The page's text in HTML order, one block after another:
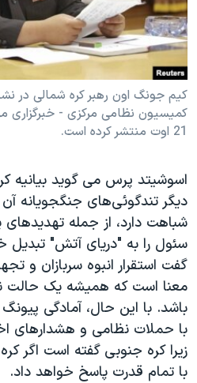
کیم جونگ اون رهبر کره شمالی در
کمیسیون نظامی مرکزی - خبرگزاری
21 اوت منتشر کرده است.
اسوشیتد پرس می گوید بیانیه
دیگر تندگوئی‌های جنگجویانه
شباهت دارد، از جمله تهدیدهای
سئول را به "دریای آتش" تبدیل
گفت استقرار انبوه سربازان و
معنا است که همیشه یک حالت
باشد. با این حال، آمادگی
با حملات نظامی و هشدارهای
زیرا کره جنوبی گفته است اگر
با تمام قدرت پاسخ خواهد داد.